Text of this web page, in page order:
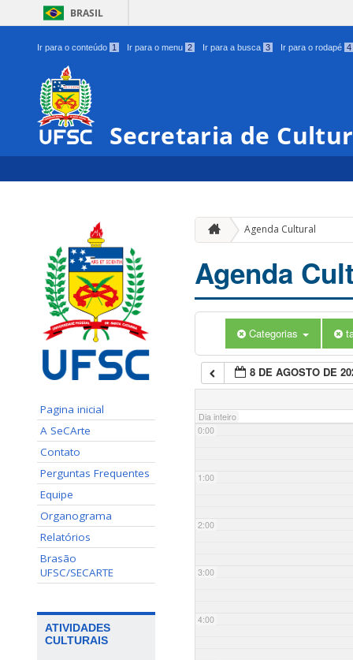
BRASIL
Ir para o conteúdo 1 Ir para o menu 2 Ir para a busca 3 Ir para o rodapé 4
Secretaria de
Pagina inicial
A SeCArte
Contato
Perguntas Frequentes
Equipe
Organograma
Relatórios
Brasão
UFSC/SECARTE
ATIVIDADES
CULTURAIS
Agenda Cultural
Agenda
Categorias
8 DE AGOSTO DE
Dia inteiro
0:00
1:00
2:00
3:00
4:00